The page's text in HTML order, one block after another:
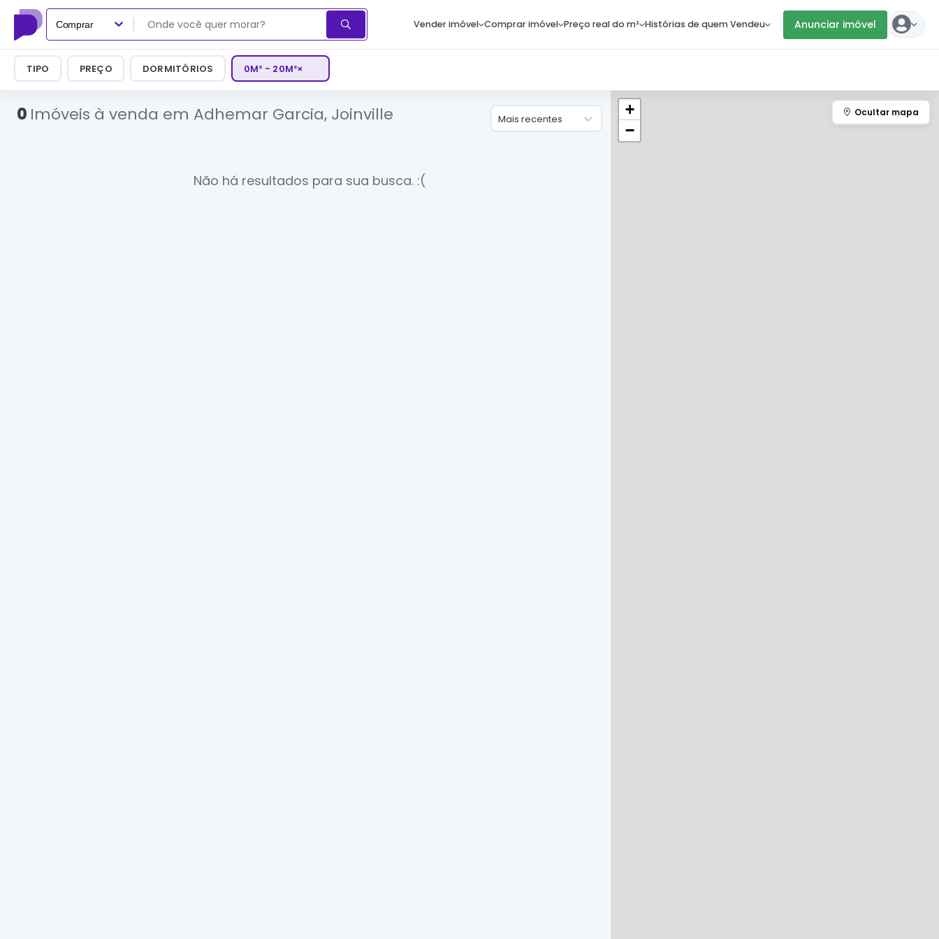
Comprar Vender imóvel Comprar imóvel Preço real do m² Histórias de quem Vendeu Anunciar imóvel
TIPO PREÇO DORMITÓRIOS 0M² - 20M²×
0 Imóveis à venda em Adhemar Garcia, Joinville Mais recentes
Não há resultados para sua busca. :(
+
−